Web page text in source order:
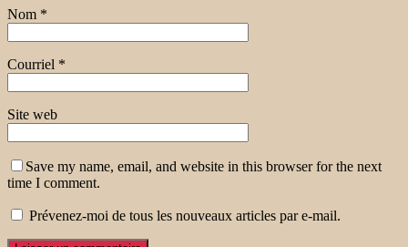
Nom *
Courriel *
Site web
Save my name, email, and website in this browser for the next
time I comment.
Prévenez-moi de tous les nouveaux articles par e-mail.